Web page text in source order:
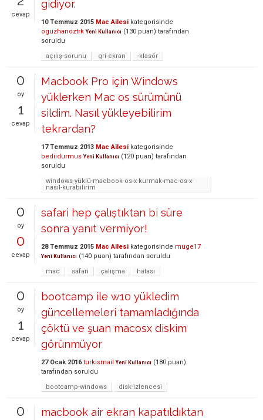
cevap
gidiyor.
10 Temmuz 2015 Mac Ailesi kategorisinde
oguzhanoztrk Yeni Kullanıcı (130 puan) tarafından
soruldu
açılış-sorunu
gri-ekran -klasör
0
oy
1
cevap
Macbook Pro için Windows
yüklerken Mac os sürümünü
sildim. Nasıl yükleyebilirim
tekrardan?
17 Temmuz 2013 Mac Ailesi kategorisinde
bediidurmus Yeni Kullanıcı (120 puan) tarafından
soruldu
windows-yüklü-macbook-os-x-kurmak-mac-os-x-
nasıl-kurabilirim
0
oy
0
cevap
safari hep çalıştıktan bi süre
sonra yanıt vermiyor!
28 Temmuz 2015 Mac Ailesi kategorisinde muge17
Yeni Kullanıcı (140 puan) tarafından soruldu
mac
safari çalışma hatası
0
oy
1
cevap
bootcamp ile w10 yükledim
güncellemeleri tamamladığında
çöktü ve şuan macosx diskim
görünmüyor
27 Ocak 2016 turkismail Yeni Kullanıcı (180 puan)
tarafından soruldu
bootcamp-windows
disk-izlencesi
0
macbook air ekran kapatıldıktan